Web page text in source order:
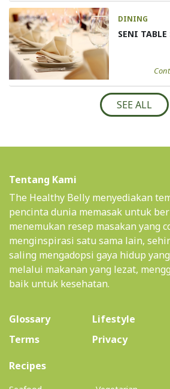
DINING
SENI
SEE ALL
Tentang Kami
The Healthy Belly menyediakan
pencinta dunia memasak untuk
menemukan resep masakan yang
menginspirasi satu sama lain,
saling mengadopsi gaya hidup
melalui makanan yang lezat,
baik untuk kesehatan.
Glossary Lifestyle
Terms
Privacy
Recipes(current)